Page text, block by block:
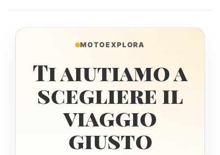
MOTOEXPLORA
Ti aiutiamo a
scegliere il
viaggio
giusto